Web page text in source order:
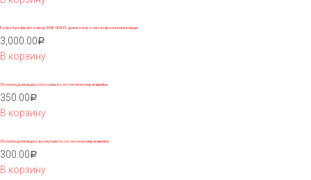
Ручной рефрактометр REB-90АТС для контроля сахара и влаги в меде
3,000.00 Р
В корзину
Лопатка для меда с плоским полотном из нержавейки
350.00 Р
В корзину
Лопатка для меда с вогнутым полотном из нержавейки
300.00 Р
В корзину